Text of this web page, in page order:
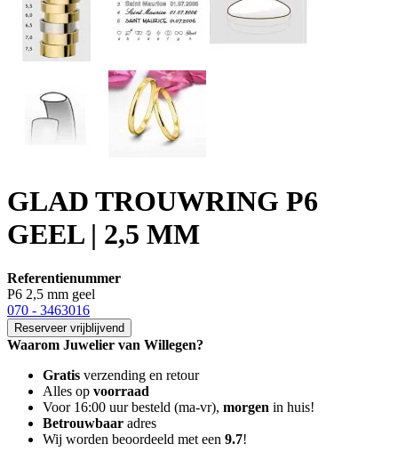
GLAD TROUWRING P6
GEEL | 2,5 MM
Referentienummer
P6 2,5 mm geel
070 - 3463016
Reserveer vrijblijvend
Waarom Juwelier van Willegen?
Gratis verzending en retour
Alles op voorraad
Voor 16:00 uur besteld (ma-vr), morgen in huis!
Betrouwbaar adres
Wij worden beoordeeld met een 9.7!